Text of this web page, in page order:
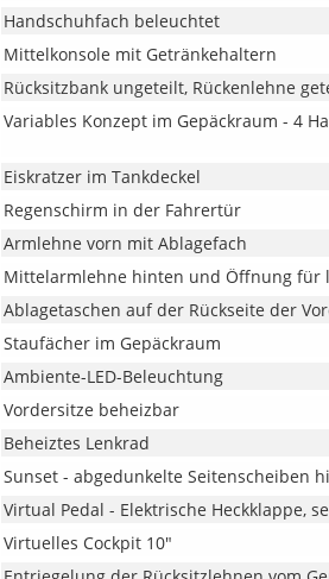
Handschuhfach beleuchtet
Mittelkonsole mit Getränkehaltern
Rücksitzbank ungeteilt, Rückenlehne
Variables Konzept im Gepäckraum - 4
Eiskratzer im Tankdeckel
Regenschirm in der Fahrertür
Armlehne vorn mit Ablagefach
Mittelarmlehne hinten und Öffnung für
Ablagetaschen auf der Rückseite der
Staufächer im Gepäckraum
Ambiente-LED-Beleuchtung
Vordersitze beheizbar
Beheiztes Lenkrad
Sunset - abgedunkelte Seitenscheiben
Virtual Pedal - Elektrische Heckklappe,
Virtuelles Cockpit 10"